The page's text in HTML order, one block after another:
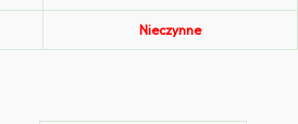
Nieczynne